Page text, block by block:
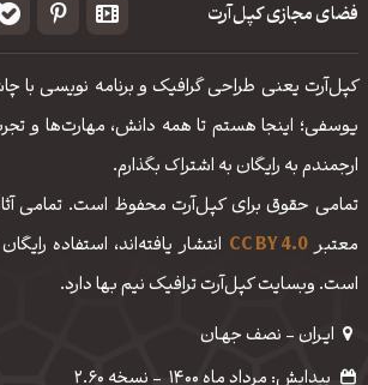
فضای مجازی کپل‌آرت
کپل‌آرت یعنی طراحی گرافیک و برنامه نویسی
یوسفی؛ اینجا هستم تا همه دانش، مهارت‌‌ها و
ارجمندم به رایگان به اشتراک بگذارم.
تمامی حقوق برای کپل‌آرت محفوظ است. تمامی
معتبرCC BY 4.0 انتشار یافته‌اند، استفاده
است. وبسایت کپل‌آرت ترافیک نیم بها دارد.
ایـران - نصف جهـان